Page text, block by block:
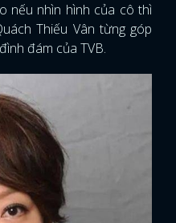
nếu nhìn hình của cô thì
Thiếu Vân từng góp
đám của TVB.